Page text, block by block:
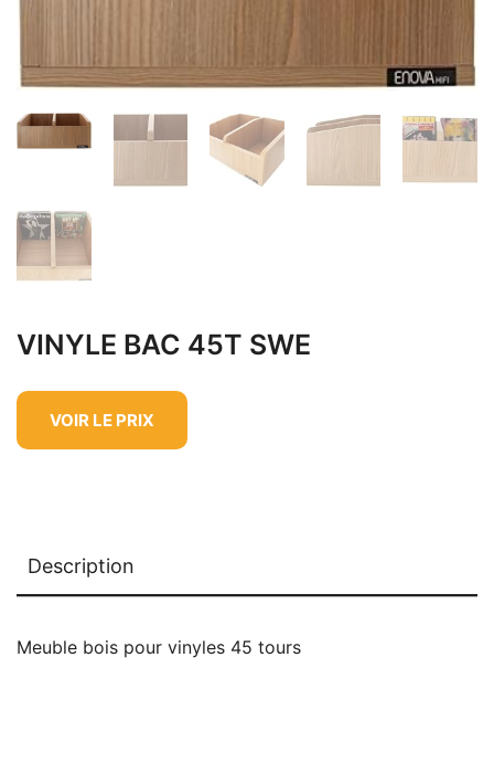
VINYLE BAC 45T SWE
VOIR LE PRIX
Description
Meuble bois pour vinyles 45 tours